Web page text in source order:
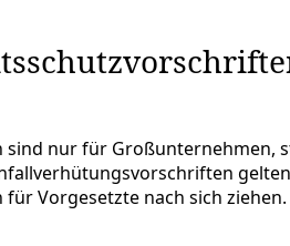
nur für
Vorgesetzte nach sich